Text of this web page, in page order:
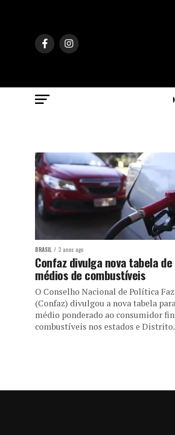
BRASIL 3 anos ago
Confaz divulga nova tabela
médios de combustíveis
O Conselho Nacional de Política
(Confaz) divulgou a nova tabela
médio ponderado ao consumidor
combustíveis nos estados e